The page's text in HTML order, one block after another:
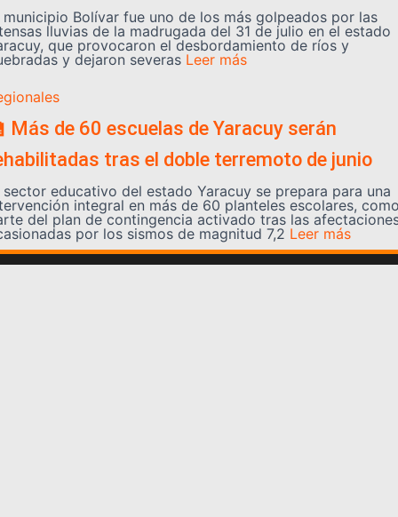
municipio Bolívar fue uno de los más golpeados por las
lluvias de la madrugada del 31 de julio en el estado
que provocaron el desbordamiento de ríos y
y dejaron severas Leer más
Más de 60 escuelas de Yaracuy serán
tras el doble terremoto de junio
sector educativo del estado Yaracuy se prepara para una
integral en más de 60 planteles escolares,
del plan de contingencia activado tras las
por los sismos de magnitud 7,2 Leer más